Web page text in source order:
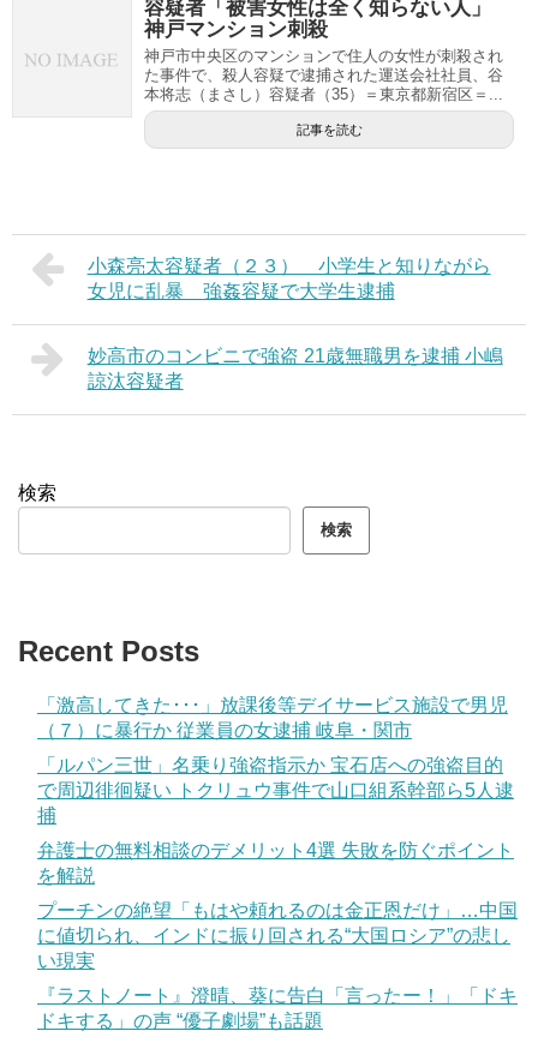
容疑者「被害女性は全く知らない人」
神戸マンション刺殺
神戸市中央区のマンションで住人の女性が刺殺され
た事件で、殺人容疑で逮捕された運送会社社員、谷
本将志（まさし）容疑者（35）＝東京都新宿区＝...
記事を読む
小森亮太容疑者（２３） 小学生と知りながら
女児に乱暴 強姦容疑で大学生逮捕
妙高市のコンビニで強盗 21歳無職男を逮捕 小嶋
諒汰容疑者
検索
検索
Recent Posts
「激高してきた･･･」放課後等デイサービス施設で男児
（７）に暴行か 従業員の女逮捕 岐阜・関市
「ルパン三世」名乗り強盗指示か 宝石店への強盗目的
で周辺徘徊疑い トクリュウ事件で山口組系幹部ら5人逮
捕
弁護士の無料相談のデメリット4選 失敗を防ぐポイント
を解説
プーチンの絶望「もはや頼れるのは金正恩だけ」…中国
に値切られ、インドに振り回される“大国ロシア”の悲し
い現実
『ラストノート』澄晴、葵に告白「言ったー！」「ドキ
ドキする」の声 “優子劇場”も話題